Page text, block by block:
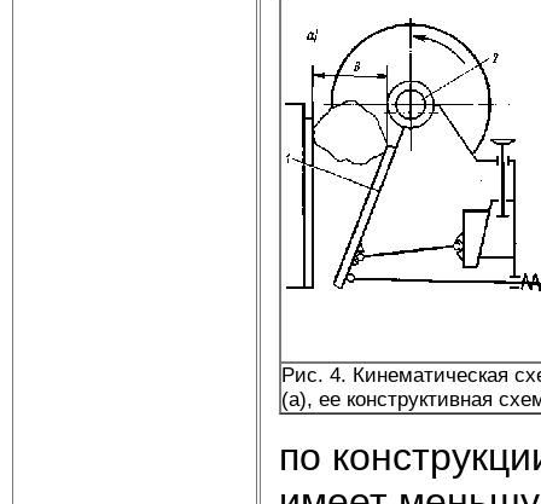
Рис. 4. Кинематическая
(а), ее конструктивная
по